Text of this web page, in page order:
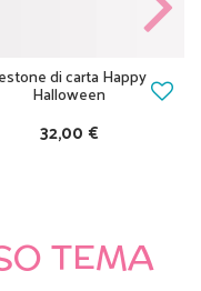
di carta Happy
Halloween
32,00 €
TEMA